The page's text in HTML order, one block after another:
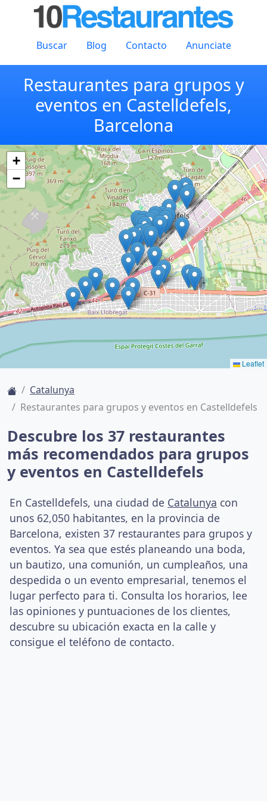
Buscar Blog Contacto Anunciate
Restaurantes para grupos y
eventos en Castelldefels,
Barcelona
+
−
Leaflet
Catalunya
Restaurantes para grupos y eventos en Castelldefels
Descubre los 37 restaurantes
más recomendados para grupos
y eventos en Castelldefels
En Castelldefels, una ciudad de Catalunya con
unos 62,050 habitantes, en la provincia de
Barcelona, existen 37 restaurantes para grupos y
eventos. Ya sea que estés planeando una boda,
un bautizo, una comunión, un cumpleaños, una
despedida o un evento empresarial, tenemos el
lugar perfecto para ti. Consulta los horarios, lee
las opiniones y puntuaciones de los clientes,
descubre su ubicación exacta en la calle y
consigue el teléfono de contacto.